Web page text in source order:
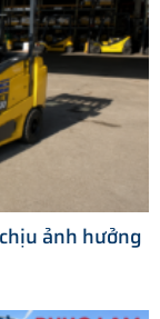
ảnh hưởng